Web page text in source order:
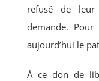
refusé de
demande.
aujour­d’hui le
À ce don de